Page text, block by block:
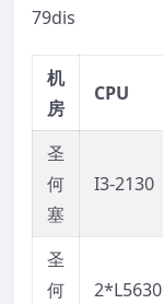
79dis
机
房
CPU
圣
何
塞
I3-2130
圣
何
2*L5630